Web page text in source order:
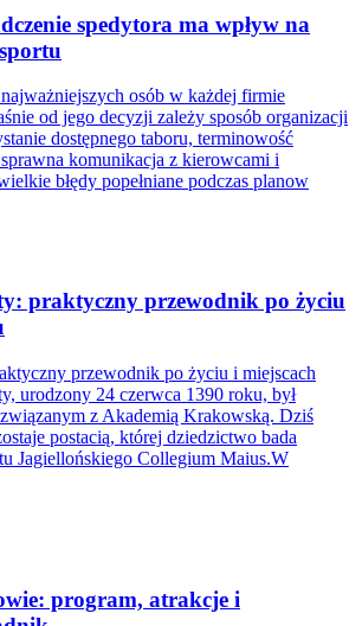
spedytora ma wpływ na
osób w każdej firmie
od jego decyzji zależy sposób organizacji
dostępnego taboru, terminowość
komunikacja z kierowcami i
błędy popełniane podczas planow
praktyczny przewodnik po życiu
przewodnik po życiu i miejscach
urodzony 24 czerwca 1390 roku, był
z Akademią Krakowską. Dziś
postacią, której dziedzictwo bada
Jagiellońskiego Collegium Maius.W
program, atrakcje i